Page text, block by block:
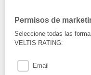
Permisos de
Seleccione todas las
VELTIS RATING:
Email